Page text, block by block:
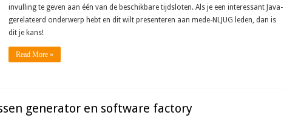
invulling te geven aan één van de beschikbare tijdsloten. Als je een interessant Java-
gerelateerd onderwerp hebt en dit wilt presenteren aan mede-NLJUG leden, dan is
dit je kans!
Read More »
generator en software factory